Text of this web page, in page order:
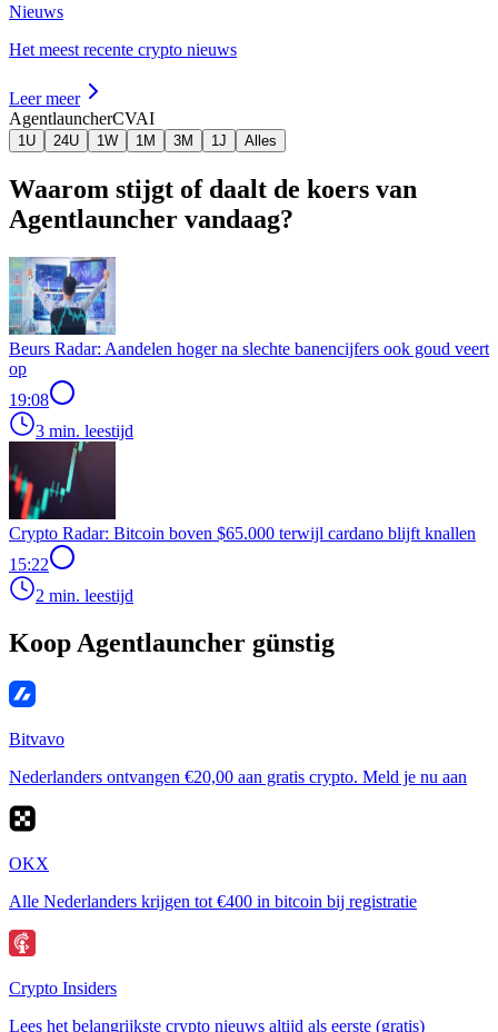
Nieuws
Het meest recente crypto nieuws
Leer meer
AgentlauncherCVAI
1U 24U 1W 1M 3M 1J Alles
Waarom stijgt of daalt de koers van
Agentlauncher vandaag?
Beurs Radar: Aandelen hoger na slechte banencijfers ook goud veert
op
19:08
3 min. leestijd
Crypto Radar: Bitcoin boven $65.000 terwijl cardano blijft knallen
15:22
2 min. leestijd
Koop Agentlauncher günstig
Bitvavo
Nederlanders ontvangen €20,00 aan gratis crypto. Meld je nu aan
OKX
Alle Nederlanders krijgen tot €400 in bitcoin bij registratie
Crypto Insiders
Lees het belangrijkste crypto nieuws altijd als eerste (gratis)